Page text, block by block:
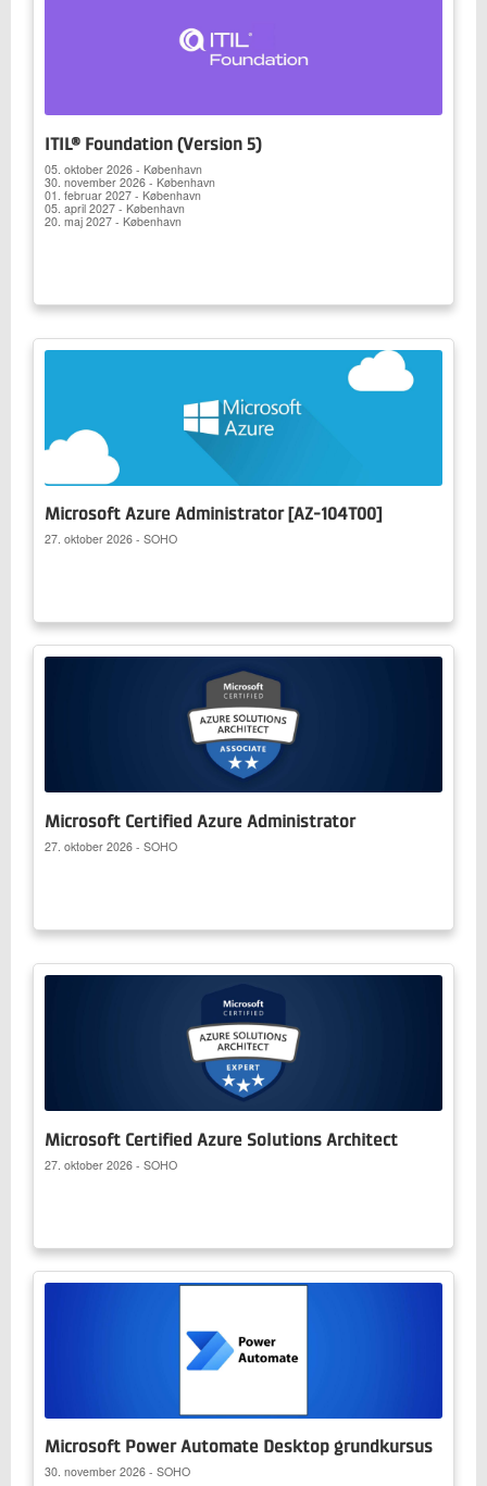
ITIL® Foundation (Version 5)
05. oktober 2026 - København
30. november 2026 - København
01. februar 2027 - København
05. april 2027 - København
20. maj 2027 - København
Microsoft Azure Administrator [AZ-104T00]
27. oktober 2026 - SOHO
Microsoft Certified Azure Administrator
27. oktober 2026 - SOHO
Microsoft Certified Azure Solutions Architect
27. oktober 2026 - SOHO
Microsoft Power Automate Desktop grundkursus
30. november 2026 - SOHO